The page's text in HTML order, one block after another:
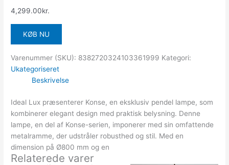
4,299.00kr.
KØB NU
Varenummer (SKU): 8382720324103361999 Kategori:
Ukategoriseret
Beskrivelse
Ideal Lux præsenterer Konse, en eksklusiv pendel lampe, som
kombinerer elegant design med praktisk belysning. Denne
lampe, en del af Konse-serien, imponerer med sin omfattende
metalramme, der udstråler robusthed og stil. Med en
dimension på Ø800 mm og en
Relaterede varer